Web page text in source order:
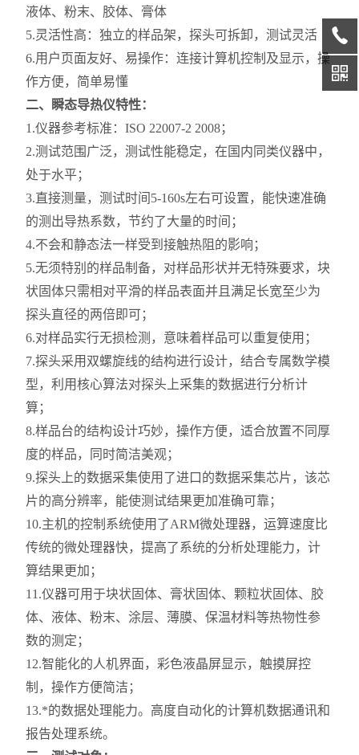
液体、粉末、胶体、膏体
5.灵活性高：独立的样品架，探头可拆卸，测试灵活
6.用户页面友好、易操作：连接计算机控制及显示，操
作方便，简单易懂
二、 瞬态导热仪特性：
1.仪器参考标准：ISO 22007-2 2008；
2.测试范围广泛，测试性能稳定，在国内同类仪器中，
处于水平；
3.直接测量，测试时间5-160s左右可设置，能快速准确
的测出导热系数，节约了大量的时间；
4.不会和静态法一样受到接触热阻的影响；
5.无须特别的样品制备，对样品形状并无特殊要求，块
状固体只需相对平滑的样品表面并且满足长宽至少为
探头直径的两倍即可；
6.对样品实行无损检测，意味着样品可以重复使用；
7.探头采用双螺旋线的结构进行设计，结合专属数学模
型，利用核心算法对探头上采集的数据进行分析计
算；
8.样品台的结构设计巧妙，操作方便，适合放置不同厚
度的样品，同时简洁美观；
9.探头上的数据采集使用了进口的数据采集芯片，该芯
片的高分辨率，能使测试结果更加准确可靠；
10.主机的控制系统使用了ARM微处理器，运算速度比
传统的微处理器快，提高了系统的分析处理能力，计
算结果更加；
11.仪器可用于块状固体、膏状固体、颗粒状固体、胶
体、液体、粉末、涂层、薄膜、保温材料等热物性参
数的测定；
12.智能化的人机界面，彩色液晶屏显示，触摸屏控
制，操作方便简洁；
13.*的数据处理能力。高度自动化的计算机数据通讯和
报告处理系统。